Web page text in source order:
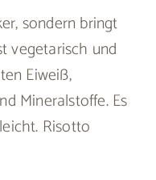
sondern bringt
vegetarisch und
Eiweiß,
Mineralstoffe. Es
Risotto